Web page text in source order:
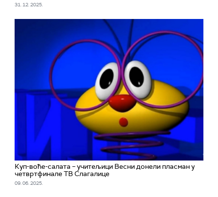
31. 12. 2025.
Куп-воће-салата – учитељици Весни донели пласман у
четвртфинале ТВ Слагалице
09. 06. 2025.